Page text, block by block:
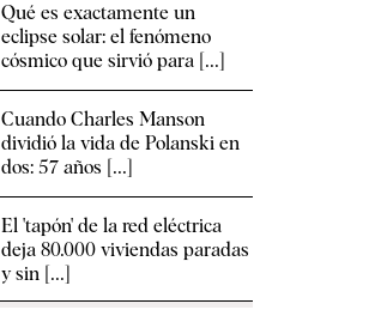
Qué es exactamente un
eclipse solar: el fenómeno
cósmico que sirvió para [...]
Cuando Charles Manson
dividió la vida de Polanski en
dos: 57 años [...]
El 'tapón' de la red eléctrica
deja 80.000 viviendas paradas
y sin [...]